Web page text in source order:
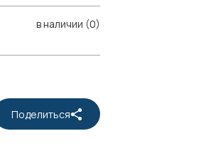
в наличии (0)
Поделиться